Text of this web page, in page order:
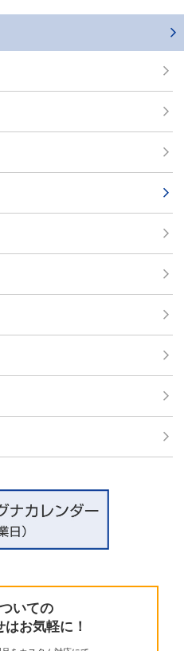
いての
お気軽に！